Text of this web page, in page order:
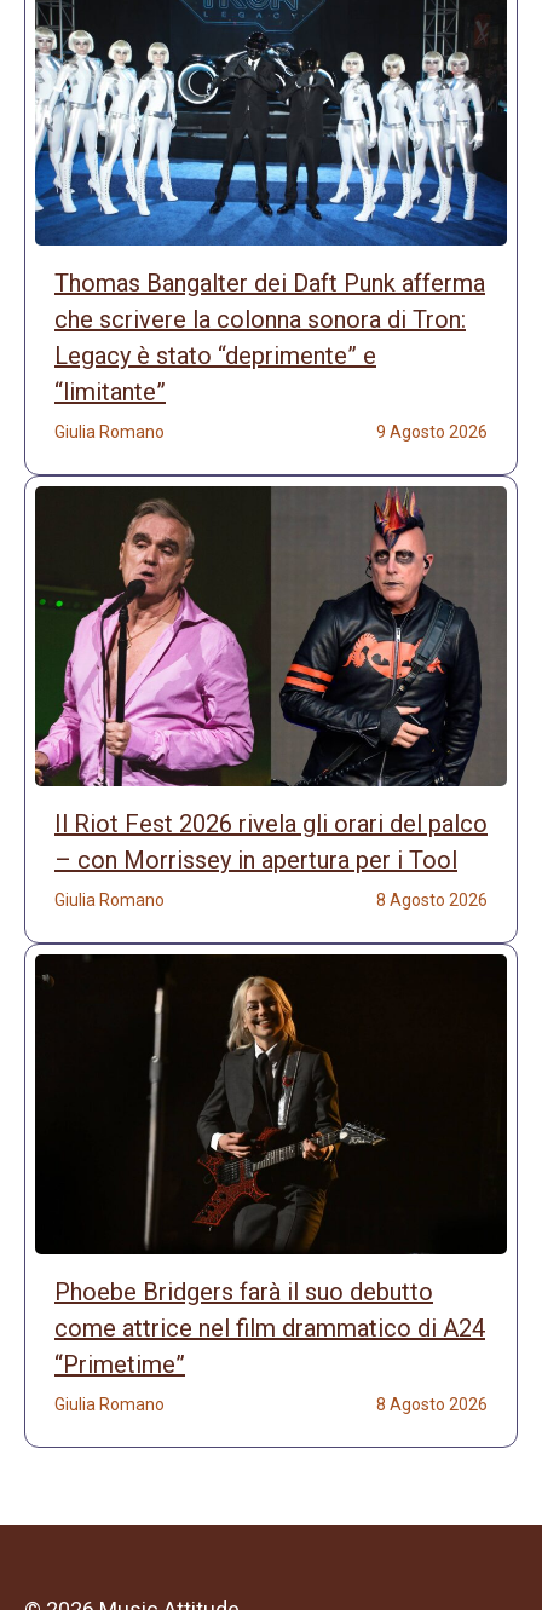
Thomas Bangalter dei Daft Punk afferma
che scrivere la colonna sonora di Tron:
Legacy è stato “deprimente” e
“limitante”
Giulia Romano 9 Agosto 2026
Il Riot Fest 2026 rivela gli orari del palco
– con Morrissey in apertura per i Tool
Giulia Romano 8 Agosto 2026
Phoebe Bridgers farà il suo debutto
come attrice nel film drammatico di A24
“Primetime”
Giulia Romano 8 Agosto 2026